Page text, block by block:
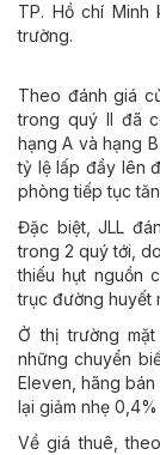
TP. Hồ chí
trường.
Theo đánh giá
trong quý II đã
hạng A và hạng
tỷ lệ lấp đầy lên
phòng tiếp tục
Đặc biệt, JLL
trong 2 quý tới,
thiếu hụt nguồn
trục đường huyết
Ở thị trường
những chuyển
Eleven, hãng
lại giảm nhẹ
Về giá thuê,